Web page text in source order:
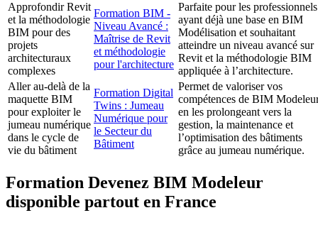
Approfondir Revit
et la méthodologie
BIM pour des
projets
architecturaux
complexes
Formation BIM -
Niveau Avancé :
Maîtrise de Revit
et méthodologie
pour l'architecture
Parfaite pour les professionnels
ayant déjà une base en BIM
Modélisation et souhaitant
atteindre un niveau avancé sur
Revit et la méthodologie BIM
appliquée à l’architecture.
Aller au-delà de la
maquette BIM
pour exploiter le
jumeau numérique
dans le cycle de
vie du bâtiment
Formation Digital
Twins : Jumeau
Numérique pour
le Secteur du
Bâtiment
Permet de valoriser vos
compétences de BIM
en les prolongeant vers la
gestion, la maintenance et
l’optimisation des bâtiments
grâce au jumeau numérique.
Formation Devenez BIM Modeleur
disponible partout en France